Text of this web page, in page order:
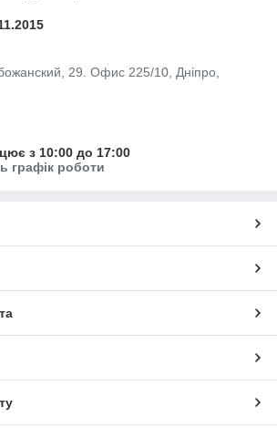
29. Офис 225/10, Дніпро,
з 10:00 до 17:00
графік роботи